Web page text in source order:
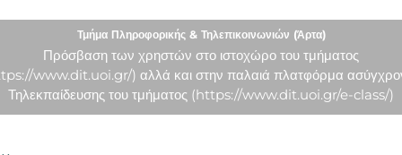
Τμήμα Πληροφορικής & Τηλεπικοινωνιών (Άρτα)
Πρόσβαση των χρηστών στο ιστοχώρο του τμήματος
www.dit.uoi.gr/) αλλά και στην παλαιά πλατφόρμα
Τηλεκπαίδευσης του τμήματος (https://www.dit.uoi.gr/e-class/)